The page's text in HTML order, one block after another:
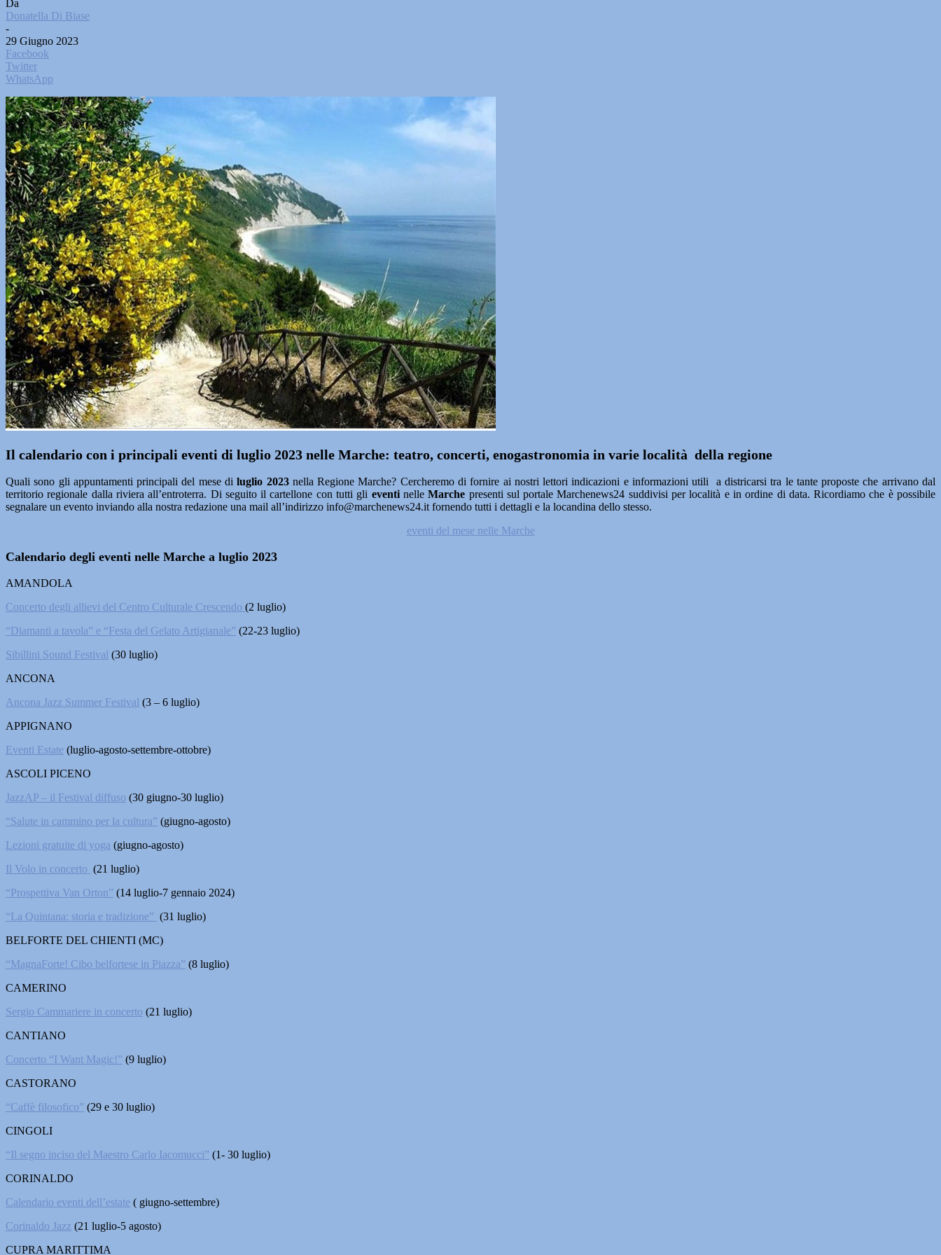
Da
Donatella Di Biase
-
29 Giugno 2023
Facebook
Twitter
WhatsApp
Il calendario con i principali eventi di luglio 2023 nelle Marche: teatro, concerti, enogastronomia in varie località della regione
Quali sono gli appuntamenti principali del mese diluglio 2023nella Regione Marche? Cercheremo di fornire ai nostri lettori indicazioni e informazioni utili a districarsi tra le tante proposte che arrivano dal
territorio regionale dalla riviera all’entroterra. Di seguito il cartellone con tutti gli eventinelleMarche presenti sul portale Marchenews24 suddivisi per località e in ordine di data. Ricordiamo che è possibile
segnalare un evento inviando alla nostra redazione una mail all’indirizzo info@marchenews24.it fornendo tutti i dettagli e la locandina dello stesso.
eventi del mese nelle Marche
Calendario degli eventi nelle Marche a luglio 2023
AMANDOLA
Concerto degli allievi del Centro Culturale Crescendo (2 luglio)
“Diamanti a tavola” e “Festa del Gelato Artigianale” (22-23 luglio)
Sibillini Sound Festival (30 luglio)
ANCONA
Ancona Jazz Summer Festival (3 – 6 luglio)
APPIGNANO
Eventi Estate (luglio-agosto-settembre-ottobre)
ASCOLI PICENO
JazzAP – il Festival diffuso (30 giugno-30 luglio)
“Salute in cammino per la cultura” (giugno-agosto)
Lezioni gratuite di yoga (giugno-agosto)
Il Volo in concerto (21 luglio)
“Prospettiva Van Orton” (14 luglio-7 gennaio 2024)
“La Quintana: storia e tradizione” (31 luglio)
BELFORTE DEL CHIENTI (MC)
“MagnaForte! Cibo belfortese in Piazza” (8 luglio)
CAMERINO
Sergio Cammariere in concerto (21 luglio)
CANTIANO
Concerto “I Want Magic!” (9 luglio)
CASTORANO
“Caffè filosofico” (29 e 30 luglio)
CINGOLI
“Il segno inciso del Maestro Carlo Iacomucci” (1- 30 luglio)
CORINALDO
Calendario eventi dell’estate ( giugno-settembre)
Corinaldo Jazz (21 luglio-5 agosto)
CUPRA MARITTIMA